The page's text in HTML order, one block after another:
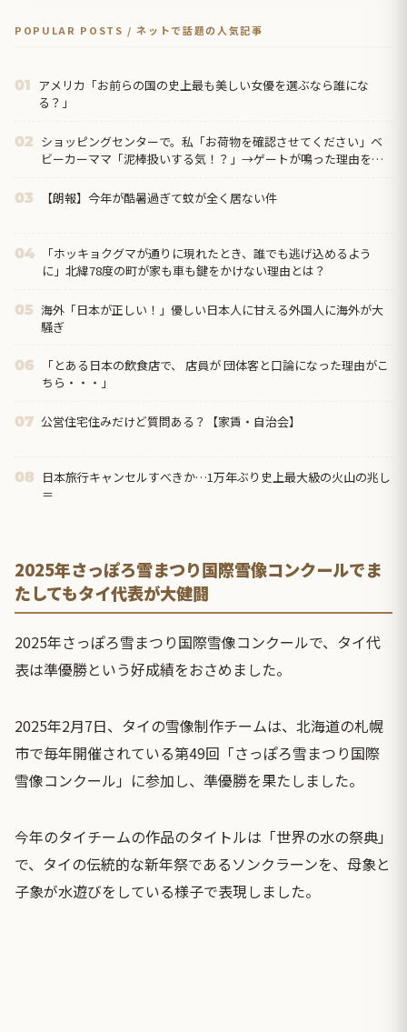
POPULAR POSTS / ネットで話題の人気記事
01 アメリカ「お前らの国の史上最も美しい女優を選ぶなら誰にな
る？」
02 ショッピングセンターで。私「お荷物を確認させてください」ベ
ビーカーママ「泥棒扱いする気！？」→ゲートが鳴った理由を調
03 【朗報】今年が酷暑過ぎて蚊が全く居ない件
04
「ホッキョクグマが通りに現れたとき、誰でも逃げ込めるよう
に」北緯78度の町が家も車も鍵をかけない理由とは？
05 海外「日本が正しい！」優しい日本人に甘える外国人に海外が大
騒ぎ
06
「とある日本の飲食店で、 店員が 団体客と口論になった理由がこ
ちら・・・」
07 公営住宅住みだけど質問ある？【家賃・自治会】
08
日本旅行キャンセルすべきか…1万年ぶり史上最大級の火山の兆し
＝
2025年さっぽろ雪まつり国際雪像コンクールでま
たしてもタイ代表が大健闘
2025年さっぽろ雪まつり国際雪像コンクールで、タイ代
表は準優勝という好成績をおさめました。
2025年2月7日、タイの雪像制作チームは、北海道の札幌
市で毎年開催されている第49回「さっぽろ雪まつり国際
雪像コンクール」に参加し、準優勝を果たしました。
今年のタイチームの作品のタイトルは「世界の水の祭典」
で、タイの伝統的な新年祭であるソンクラーンを、母象と
子象が水遊びをしている様子で表現しました。